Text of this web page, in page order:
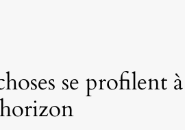
se profilent à